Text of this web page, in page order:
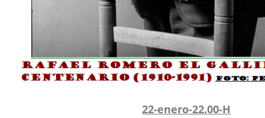
22-enero-22.00-H